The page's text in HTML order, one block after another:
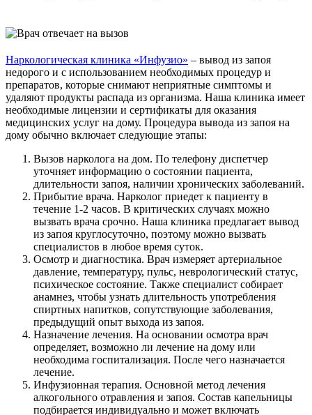
Наркологическая клиника «Инфузио» – вывод из запоя
недорого и с использованием необходимых процедур и
препаратов, которые снимают неприятные симптомы и
удаляют продукты распада из организма. Наша клиника имеет
необходимые лицензии и сертификаты для оказания
медицинских услуг на дому. Процедура вывода из запоя на
дому обычно включает следующие этапы:
Вызов нарколога на дом. По телефону диспетчер
уточняет информацию о состоянии пациента,
длительности запоя, наличии хронических заболеваний.
Прибытие врача. Нарколог приедет к пациенту в
течение 1-2 часов. В критических случаях можно
вызвать врача срочно. Наша клиника предлагает вывод
из запоя круглосуточно, поэтому можно вызвать
специалистов в любое время суток.
Осмотр и диагностика. Врач измеряет артериальное
давление, температуру, пульс, неврологический статус,
психическое состояние. Также специалист собирает
анамнез, чтобы узнать длительность употребления
спиртных напитков, сопутствующие заболевания,
предыдущий опыт выхода из запоя.
Назначение лечения. На основании осмотра врач
определяет, возможно ли лечение на дому или
необходима госпитализация. После чего назначается
лечение.
Инфузионная терапия. Основной метод лечения
алкогольного отравления и запоя. Состав капельницы
подбирается индивидуально и может включать